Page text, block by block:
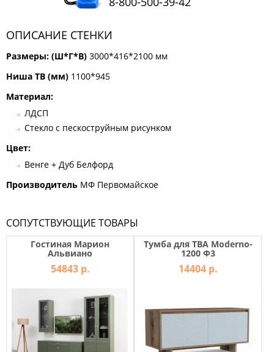
ОПИСАНИЕ СТЕНКИ
Размеры: (Ш*Г*В) 3000*416*2100 мм
Ниша ТВ (мм) 1100*945
Материал:
ЛДСП
Стекло с пескоструйным рисунком
Цвет:
Венге + Дуб Белфорд
Производитель МФ Первомайское
СОПУТСТВУЮЩИЕ ТОВАРЫ
Гостиная Марион
Альвиано
54843 р.
Тумба для ТВА Moderno-
1200 Ф3
14404 р.
КОМОДЫ
СТОЛЫ
ТУАЛЕТНЫЕ
И
САДОВАЯ
МЕБЕЛЬ